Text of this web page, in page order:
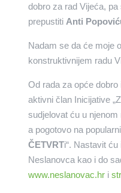
dobro za rad Vijeća,
prepustiti Anti
Nadam se da će moje
konstruktivnijem radu
Od rada za opće
aktivni član Inicijative
sudjelovat ću u
a pogotovo na
ČETVRTi“. Nastavit
Neslanovca kao i do
www.neslanovac.hri